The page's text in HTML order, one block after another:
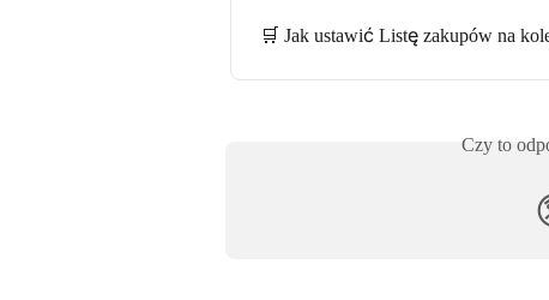
🛒 Jak ustawić Listę zakupów na
Czy to